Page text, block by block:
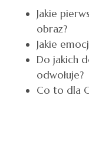
Jakie
obraz?
Jakie
Do jakich
odwołuje?
Co to dla